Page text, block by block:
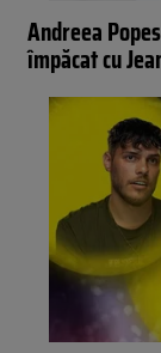
Andreea
împăcat cu